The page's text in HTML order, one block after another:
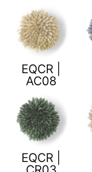
EQCR |
AC08
EQCR |